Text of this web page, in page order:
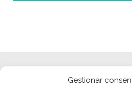
Gestionar